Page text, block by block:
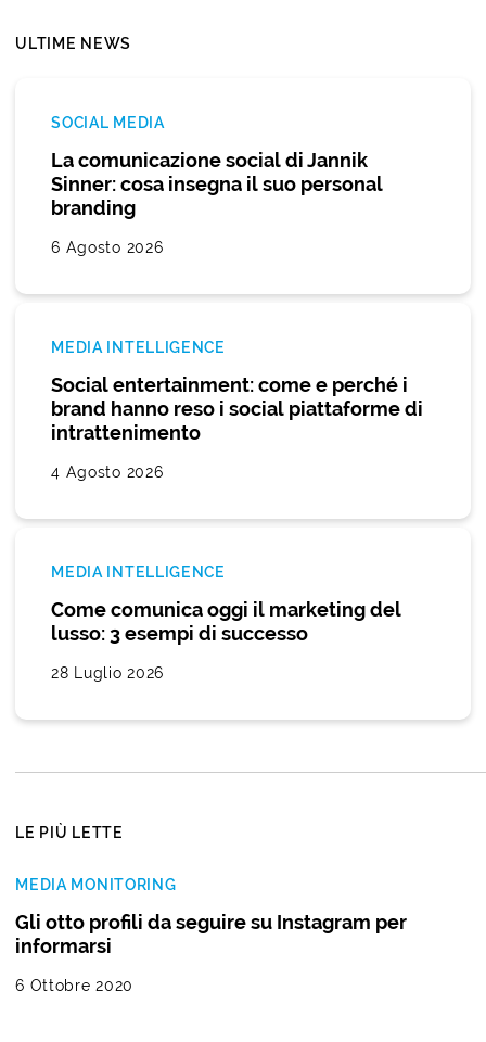
ULTIME NEWS
SOCIAL MEDIA
La comunicazione social di Jannik
Sinner: cosa insegna il suo personal
branding
6 Agosto 2026
MEDIA INTELLIGENCE
Social entertainment: come e perché i
brand hanno reso i social piattaforme di
intrattenimento
4 Agosto 2026
MEDIA INTELLIGENCE
Come comunica oggi il marketing del
lusso: 3 esempi di successo
28 Luglio 2026
LE PIÙ LETTE
MEDIA MONITORING
Gli otto profili da seguire su Instagram per
informarsi
6 Ottobre 2020